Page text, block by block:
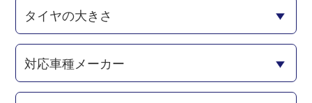
タイヤの大きさ
対応車種メーカー